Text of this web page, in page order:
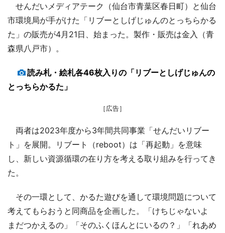
せんだいメディアテーク（仙台市青葉区春日町）と仙台
市環境局が手がけた「リブーとしげじゅんのとっちらかる
た」の販売が4月21日、始まった。製作・販売は金入（青
森県八戸市）。
読み札・絵札各46枚入りの「リブーとしげじゅんの
とっちらかるた」
［広告］
両者は2023年度から3年間共同事業「せんだいリブー
ト」を展開。リブート（reboot）は「再起動」を意味
し、新しい資源循環の在り方を考える取り組みを行ってき
た。
その一環として、かるた遊びを通して環境問題について
考えてもらおうと同商品を企画した。「けちじゃないよ
まだつかえるの」「そのふくほんとにいるの？」「れあめ